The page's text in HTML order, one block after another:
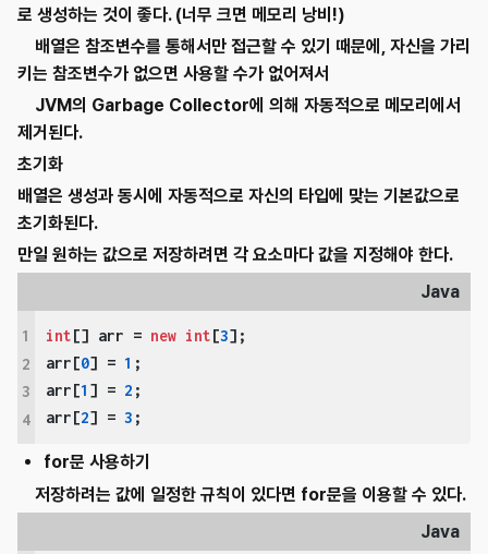
로 생성하는 것이 좋다. (너무 크면 메모리 낭비!)
배열은 참조변수를 통해서만 접근할 수 있기 때문에, 자신을 가리
키는 참조변수가 없으면 사용할 수가 없어져서
JVM의 Garbage Collector에 의해 자동적으로 메모리에서
제거된다.
초기화
배열은 생성과 동시에 자동적으로 자신의 타입에 맞는 기본값으로
초기화된다.
만일 원하는 값으로 저장하려면 각 요소마다 값을 지정해야 한다.
Java
1
2
3
4
int[] arr = new int[3];
arr[0] = 1 ;
arr[1 ] = 2 ;
arr[2] = 3 ;
for문 사용하기
저장하려는 값에 일정한 규칙이 있다면 for문을 이용할 수 있다.
Java